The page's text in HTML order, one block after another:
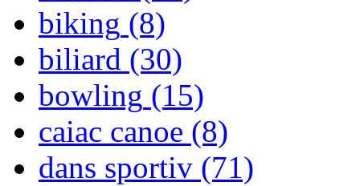
biking (8)
biliard (30)
bowling (15)
caiac canoe (8)
dans sportiv (71)